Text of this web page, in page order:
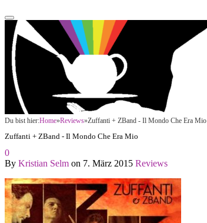
Du bist hier:Home»Reviews»Zuffanti + ZBand - Il Mondo Che Era Mio
Zuffanti + ZBand - Il Mondo Che Era Mio
0
By Kristian Selm on 7. März 2015 Reviews